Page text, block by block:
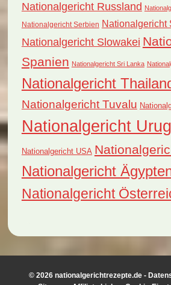
Nationalgericht Russland
Nationalgericht Serbien Nationalgericht
Nationalgericht Slowakei
Spanien Nationalgericht Sri Lanka
Nationalgericht
Nationalgericht Tuvalu
Nationalgericht
Nationalgericht USA
Nationalgericht
Nationalgericht
© 2026 nationalgerichtrezepte.de -